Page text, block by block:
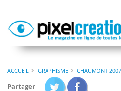
ACCUEIL GRAPHISME CHAUMONT 2007
Partager